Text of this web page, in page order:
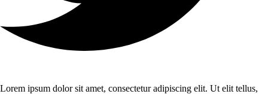
Lorem ipsum dolor sit amet, consectetur adipiscing elit. Ut elit tellus,